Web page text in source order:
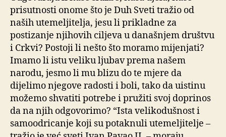
prisutnosti onome što je Duh Sveti tražio od
naših utemeljitelja, jesu li prikladne za
postizanje njihovih ciljeva u današnjem društvu
i Crkvi? Postoji li nešto što moramo mijenjati?
Imamo li istu veliku ljubav prema našem
narodu, jesmo li mu blizu do te mjere da
dijelimo njegove radosti i boli, tako da uistinu
možemo shvatiti potrebe i pružiti svoj doprinos
da na njih odgovorimo? “Ista velikodušnost i
samoodricanje koji su potaknuli utemeljitelje –